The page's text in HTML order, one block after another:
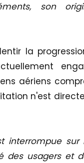
son
la
aériens
n'est
interrompue
des usagers et